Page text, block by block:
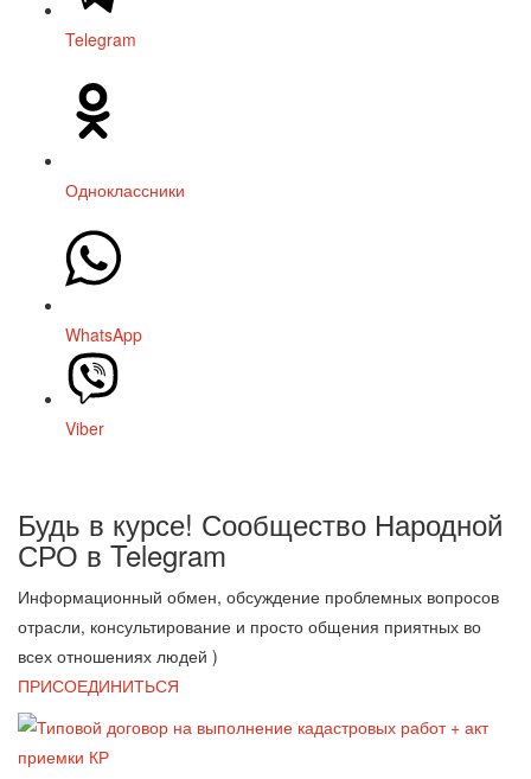
Telegram
Одноклассники
WhatsApp
Viber
Будь в курсе! Сообщество Народной
СРО в Telegram
Информационный обмен, обсуждение проблемных вопросов
отрасли, консультирование и просто общения приятных во
всех отношениях людей )
ПРИСОЕДИНИТЬСЯ